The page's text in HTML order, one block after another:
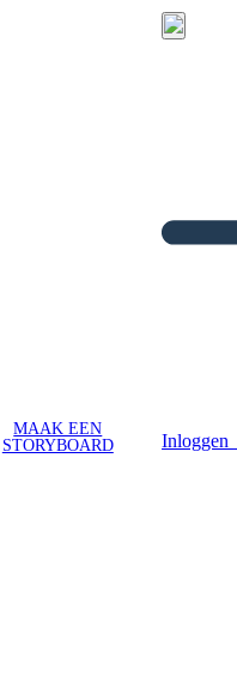
MAAK EEN
STORYBOARD
Inloggen